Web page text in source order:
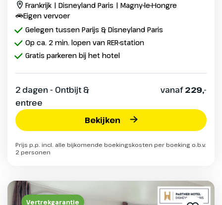
Frankrijk | Disneyland Paris | Magny-le-Hongre
Eigen vervoer
Gelegen tussen Parijs & Disneyland Paris
Op ca. 2 min. lopen van RER-station
Gratis parkeren bij het hotel
2 dagen - Ontbijt &
entree
vanaf229,-
Bekijken
Prijs p.p. incl. alle bijkomende boekingskosten per boeking o.b.v.
2 personen
Vertrekgarantie